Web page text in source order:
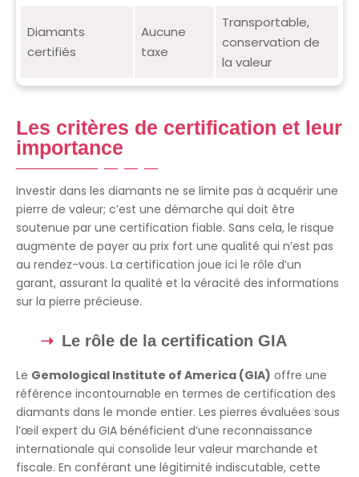
Diamants
certifiés
Aucune
taxe
Transportable,
conservation de
la valeur
Les critères de certification et leur
importance
Investir dans les diamants ne se limite pas à acquérir une
pierre de valeur; c’est une démarche qui doit être
soutenue par une certification fiable. Sans cela, le risque
augmente de payer au prix fort une qualité qui n’est pas
au rendez-vous. La certification joue ici le rôle d’un
garant, assurant la qualité et la véracité des informations
sur la pierre précieuse.
Le rôle de la certification GIA
Le Gemological Institute of America (GIA) offre une
référence incontournable en termes de certification des
diamants dans le monde entier. Les pierres évaluées sous
l’œil expert du GIA bénéficient d’une reconnaissance
internationale qui consolide leur valeur marchande et
fiscale. En conférant une légitimité indiscutable, cette